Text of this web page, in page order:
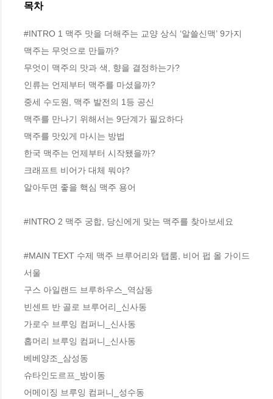
목차
#INTRO 1 맥주 맛을 더해주는 교양 상식 ‘알쓸신맥’ 9가지
맥주는 무엇으로 만들까?
무엇이 맥주의 맛과 색, 향을 결정하는가?
인류는 언제부터 맥주를 마셨을까?
중세 수도원, 맥주 발전의 1등 공신
맥주를 만나기 위해서는 9단계가 필요하다
맥주를 맛있게 마시는 방법
한국 맥주는 언제부터 시작됐을까?
크래프트 비어가 대체 뭐야?
알아두면 좋을 핵심 맥주 용어
#INTRO 2 맥주 궁합, 당신에게 맞는 맥주를 찾아보세요
#MAIN TEXT 수제 맥주 브루어리와 탭룸, 비어 펍 올 가이드
서울
구스 아일랜드 브루하우스_역삼동
빈센트 반 골로 브루어리_신사동
가로수 브루잉 컴퍼니_신사동
홉머리 브루잉 컴퍼니_신사동
베베양조_삼성동
슈타인도르프_방이동
어메이징 브루잉 컴퍼니_성수동